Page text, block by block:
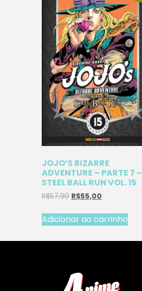
JOJO’S BIZARRE
ADVENTURE – PARTE 7 –
STEEL BALL RUN VOL. 15
R$57,90 R$55,00
Adicionar ao carrinho